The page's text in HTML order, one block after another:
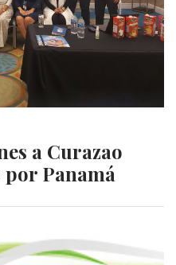
a Curazao
Panamá